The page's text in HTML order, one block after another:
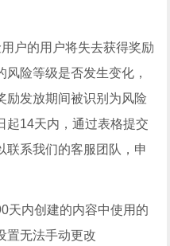
户的用户将失去获得奖励
险等级是否发生变化，
励发放期间被识别为风险
起14天内，通过表格提交
联系我们的客服团队，申
天内创建的内容中使用的
置无法手动更改